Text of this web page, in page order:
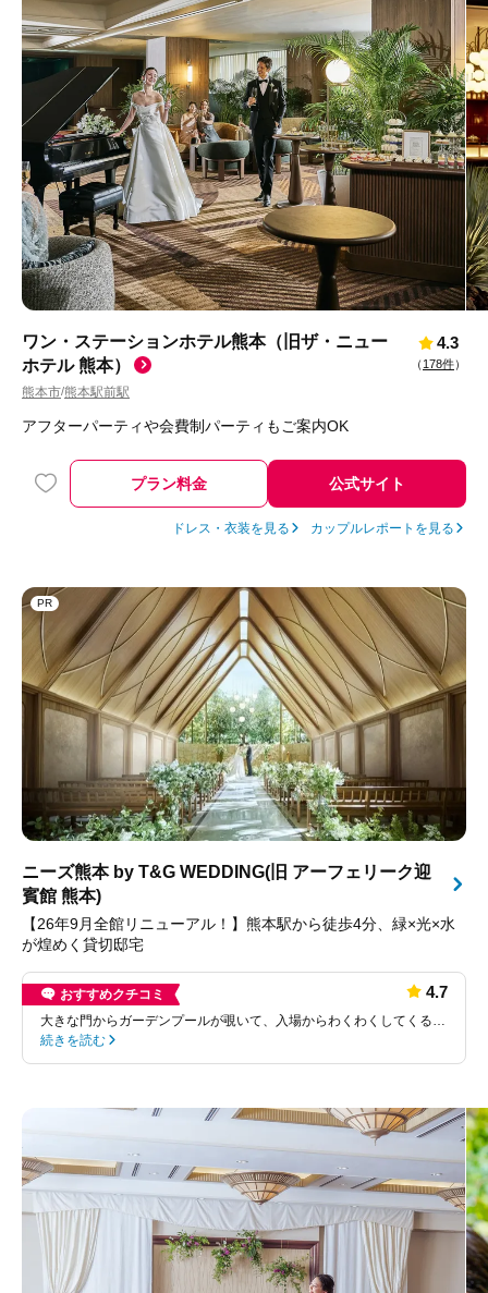
ワン・ステーションホテル熊本（旧ザ・ニュー
ホテル 熊本）
熊本市/熊本駅前駅
4.3
（ 178件）
アフターパーティや会費制パーティもご案内OK
プラン料金 公式サイト
ドレス・衣装を見る カップルレポートを見る
PR
ニーズ熊本 by T&G WEDDING(旧 アーフェリーク迎
賓館 熊本)
【26年9月全館リニューアル！】熊本駅から徒歩4分、緑×光×水
が煌めく貸切邸宅
おすすめクチコミ 4.7
大きな門からガーデンプールが覗いて、入場からわくわくしてくる…
続きを読む